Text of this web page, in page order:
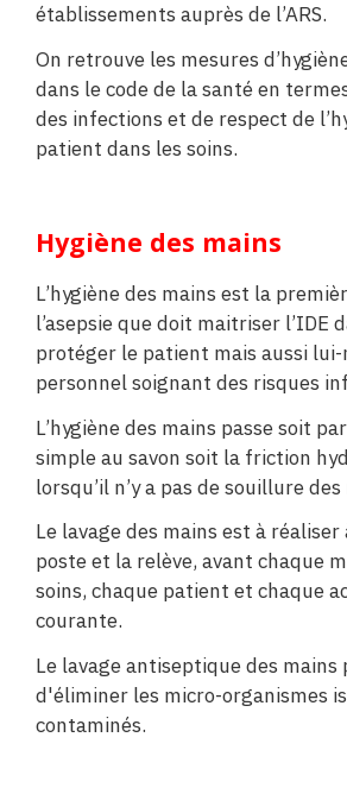
établissements auprès de l’ARS.
On retrouve les mesures
dans le code de la santé en
des infections et de respect de
patient dans les soins.
Hygiène des mains
L’hygiène des mains est la
l’asepsie que doit maitriser l’IDE
protéger le patient mais aussi
personnel soignant des risques
L’hygiène des mains passe soit
simple au savon soit la friction
lorsqu’il n’y a pas de souillure des
Le lavage des mains est à réaliser
poste et la relève, avant chaque
soins, chaque patient et chaque
courante.
Le lavage antiseptique des mains
d'éliminer les micro-organismes
contaminés.